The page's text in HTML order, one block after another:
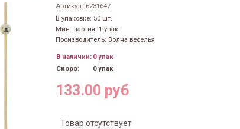
Артикул: 6231647
В упаковке: 50 шт.
Мин. партия: 1 упак
Производитель: Волна веселья
В наличии: 0 упак
Скоро:
0 упак
133.00 руб
Товар отсутствует